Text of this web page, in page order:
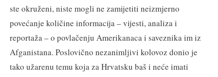
ste okruženi, niste mogli ne zamijetiti neizmjerno
povećanje količine informacija – vijesti, analiza i
reportaža – o povlačenju Amerikanaca i saveznika im iz
Afganistana. Poslovično nezanimljivi kolovoz donio je
tako užarenu temu koja za Hrvatsku baš i neće imati